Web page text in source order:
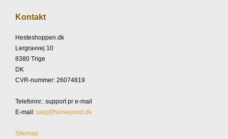
Kontakt
Hesteshoppen.dk
Lergravvej 10
8380 Trige
DK
CVR-nummer: 26074819
Telefonnr. : support pr e-mail
E-mail: salg@horsepoint.dk
Sitemap